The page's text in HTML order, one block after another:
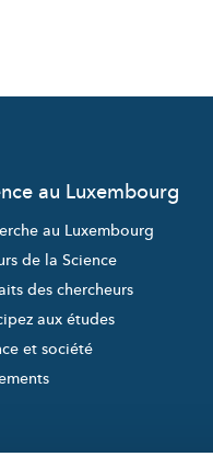
au Luxembourg
au Luxembourg
de la Science
des chercheurs
aux études
et société